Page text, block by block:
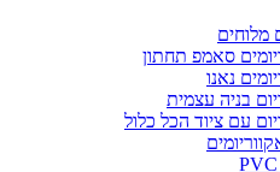
מלוחים
סאמפ תחתון
נאנו
בניה עצמית
עם ציוד הכל כלול